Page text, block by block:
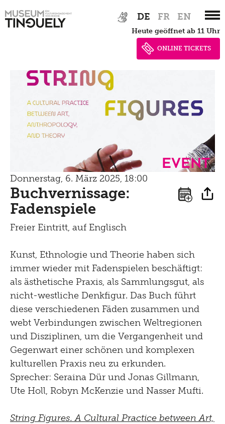
Hauptnavigation
to
DE FR EN
heute geöffnet ab 11 Uhr
ONLINE TICKETS
Event
Donnerstag, 6. März 2025, 18:00
Buchvernissage:
Fadenspiele
Freier Eintritt, auf Englisch
Kunst, Ethnologie und Theorie haben sich
immer wieder mit Fadenspielen beschäftigt:
als ästhetische Praxis, als Sammlungsgut, als
nicht-westliche Denkfigur. Das Buch führt
diese verschiedenen Fäden zusammen und
webt Verbindungen zwischen Weltregionen
und Disziplinen, um die Vergangenheit und
Gegenwart einer schönen und komplexen
kulturellen Praxis neu zu erkunden.
Sprecher: Seraina Dür und Jonas Gillmann,
Ute Holl, Robyn McKenzie und Nasser Mufti.
String Figures. A Cultural Practice between Art,